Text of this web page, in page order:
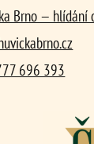
Brno — hlídání
696 393